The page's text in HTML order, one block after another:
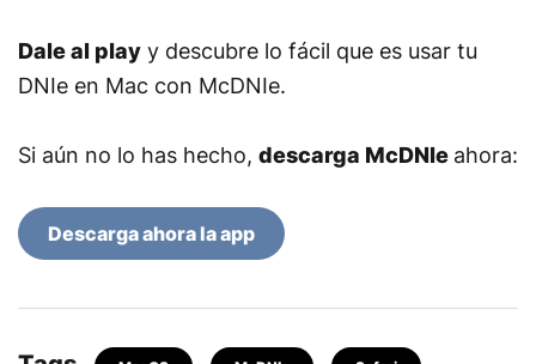
Dale al play y descubre lo fácil que es usar tu
DNIe en Mac con McDNIe.
Si aún no lo has hecho, descarga McDNIe ahora:
Descarga ahora la app